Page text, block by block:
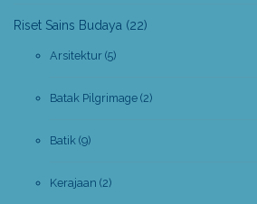
Riset Sains Budaya (22)
Arsitektur (5)
Batak Pilgrimage (2)
Batik (9)
Kerajaan (2)